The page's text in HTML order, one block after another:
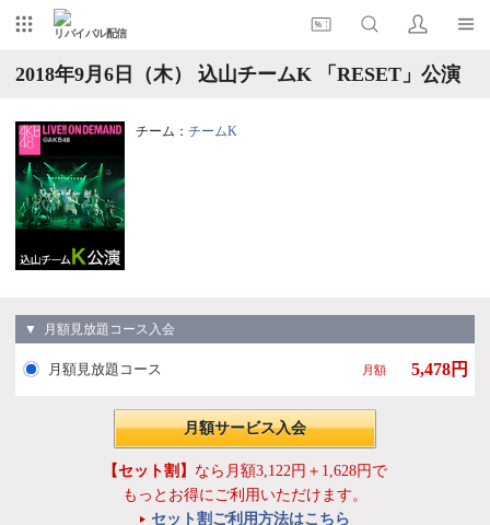
リバイバル配信
2018年9月6日（木） 込山チームK 「RESET」公演
チーム： チームK
▼ 月額見放題コース入会
月額見放題コース 月額 5,478円
月額サービス入会
【セット割】 なら月額3,122円＋1,628円で
もっとお得にご利用いただけます。
セット割ご利用方法はこちら